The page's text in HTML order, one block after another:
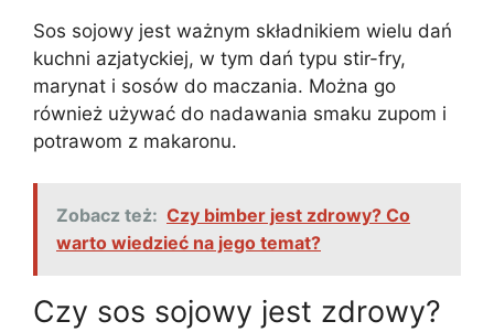
Sos sojowy jest ważnym składnikiem wielu dań
kuchni azjatyckiej, w tym dań typu stir-fry,
marynat i sosów do maczania. Można go
również używać do nadawania smaku zupom i
potrawom z makaronu.
Zobacz też: Czy bimber jest zdrowy? Co
warto wiedzieć na jego temat?
Czy sos sojowy jest zdrowy?